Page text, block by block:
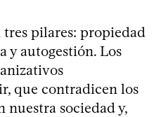
tres pilares: propiedad
y autogestión. Los
que contradicen los
nuestra sociedad y,